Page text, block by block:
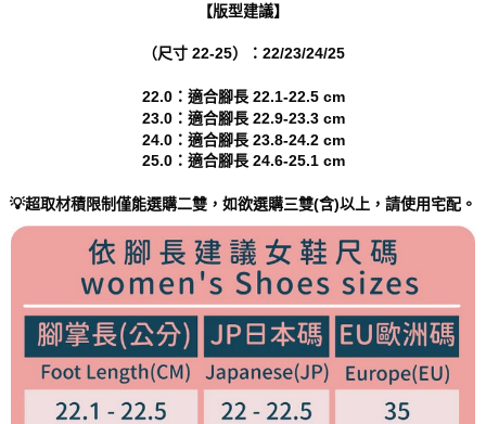
權轉讓予恩沛科技股份有限公司。
https://aftee.tw/terms/#terms3
３．未成年的使用者請事先徵得法定代理人或監護人之同意方可使用
「AFTEE先享後付」，若未經同意申辦者引起之損失，本公司不負相關責
４．使用「AFTEE先享後付」時，將依據個別帳號之用戶狀況，依本公司即
時審查核予不同之上限額度；若仍有額度不足之情形，本公司將視審查結果
請求用戶進行身份認證。
恩沛科技股份有限公司將有權停止該用戶之使用額度並採取法律行動。
【版型建議】
（尺寸 22-25）：22/23/24/25
22.0：適合腳長 22.1-22.5 cm
23.0：適合腳長 22.9-23.3 cm
24.0：適合腳長 23.8-24.2 cm
25.0：適合腳長 24.6-25.1 cm
💡超取材積限制僅能選購二雙，如欲選購三雙(含)以上，請使用宅配。